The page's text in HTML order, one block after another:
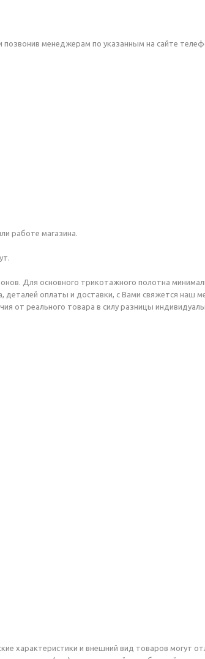
менеджерам по указанным на сайте
работе магазина.
Для основного трикотажного полотна
деталей оплаты и доставки, с Вами свяжется
от реального товара в силу разницы
характеристики и внешний вид товаров могут